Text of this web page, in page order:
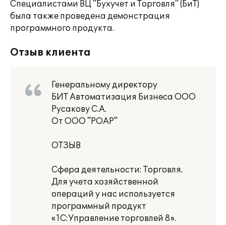
Специалистами ВЦ "Бухучет и Торговля" (БиТ)
была также проведена демонстрация
программного продукта.
Отзыв клиента
Генеральному директору
БИТ Автоматизация Бизнеса ООО
Русакову С.А.
От ООО "РОАР"
ОТЗЫВ
Сфера деятельности: Торговля.
Для учета хозяйственной
операций у нас используется
программный продукт
«1С:Управление торговлей 8».